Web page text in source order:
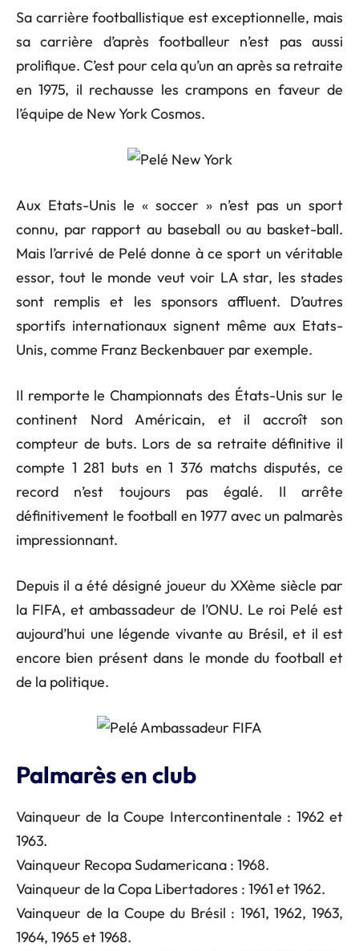
Sa carrière footballistique est exceptionnelle, mais
sa carrière d’après footballeur n’est pas aussi
prolifique. C’est pour cela qu’un an après sa retraite
en 1975, il rechausse les crampons en faveur de
l’équipe de New York Cosmos.
Aux Etats-Unis le « soccer » n’est pas un sport
connu, par rapport au baseball ou au basket-ball.
Mais l’arrivé de Pelé donne à ce sport un véritable
essor, tout le monde veut voir LA star, les stades
sont remplis et les sponsors affluent. D’autres
sportifs internationaux signent même aux Etats-
Unis, comme Franz Beckenbauer par exemple.
Il remporte le Championnats des États-Unis sur le
continent Nord Américain, et il accroît son
compteur de buts. Lors de sa retraite définitive il
compte 1 281 buts en 1 376 matchs disputés, ce
record n’est toujours pas égalé. Il arrête
définitivement le football en 1977 avec un palmarès
impressionnant.
Depuis il a été désigné joueur du XXème siècle par
la FIFA, et ambassadeur de l’ONU. Le roi Pelé est
aujourd’hui une légende vivante au Brésil, et il est
encore bien présent dans le monde du football et
de la politique.
Palmarès en club
Vainqueur de la Coupe Intercontinentale : 1962 et
1963.
Vainqueur Recopa Sudamericana : 1968.
Vainqueur de la Copa Libertadores : 1961 et 1962.
Vainqueur de la Coupe du Brésil : 1961, 1962, 1963,
1964, 1965 et 1968.